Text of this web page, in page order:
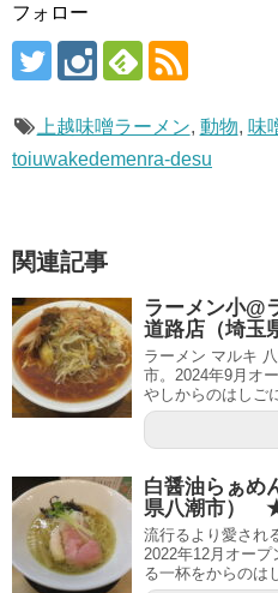
フォロー
上越味噌ラーメン, 動物, 味
toiuwakedemenra-desu
関連記事
ラーメン小@
道路店（埼
ラーメン マルキ
市。2024年9月オ
やしからのはしご
白醤油らぁめ
県八潮市
流行るより愛され
2022年12月オー
る一杯をからのは